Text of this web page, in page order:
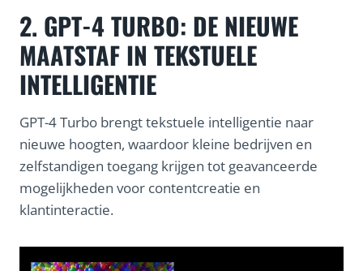
2. GPT-4 TURBO: DE NIEUWE
MAATSTAF IN TEKSTUELE
INTELLIGENTIE
GPT-4 Turbo brengt tekstuele intelligentie naar
nieuwe hoogten, waardoor kleine bedrijven en
zelfstandigen toegang krijgen tot geavanceerde
mogelijkheden voor contentcreatie en
klantinteractie.